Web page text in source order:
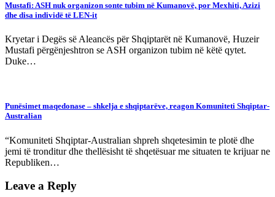
Mustafi: ASH nuk organizon sonte tubim në Kumanovë, por Mexhiti, Azizi
dhe disa individë të LEN-it
Kryetar i Degës së Aleancës për Shqiptarët në Kumanovë, Huzeir
Mustafi përgënjeshtron se ASH organizon tubim në këtë qytet.
Duke…
Punësimet maqedonase – shkelja e shqiptarëve, reagon Komuniteti Shqiptar-
Australian
“Komuniteti Shqiptar-Australian shpreh shqetesimin te plotë dhe
jemi të tronditur dhe thellësisht të shqetësuar me situaten te krijuar ne
Republiken…
Leave a Reply